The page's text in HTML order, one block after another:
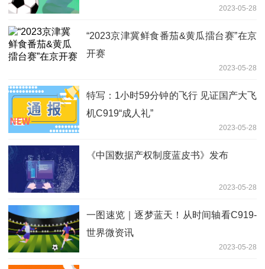
2023-05-28
“2023京津冀鲜食番茄&黄瓜擂台赛”在京
开赛
2023-05-28
特写：1小时59分钟的飞行 见证国产大飞
机C919“成人礼”
2023-05-28
《中国数据产权制度蓝皮书》发布
2023-05-28
一图速览｜逐梦蓝天！从时间轴看C919-
世界微资讯
2023-05-28